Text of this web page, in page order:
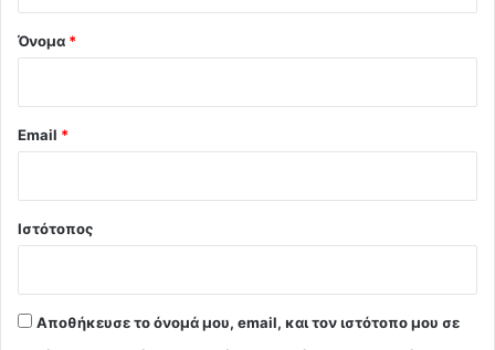
Όνομα *
Email *
Ιστότοπος
Αποθήκευσε το όνομά μου, email, και τον ιστότοπο μου σε